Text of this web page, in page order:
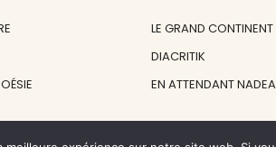
LE GRAND CONTINENT
DIACRITIK
EN ATTENDANT